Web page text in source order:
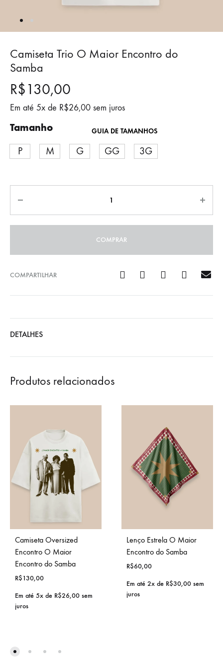
Camiseta Trio O Maior Encontro do
Samba
R$130,00
Em até 5x de R$26,00 sem juros
Tamanho
P M G GG 3G
GUIA DE TAMANHOS
COMPRAR
COMPARTILHAR
DETALHES
Produtos relacionados
Camiseta Oversized
Encontro O Maior
Encontro do Samba
R$130,00
Em até 5x de R$26,00 sem
juros
Lenço Estrela O Maior
Encontro do Samba
R$60,00
Em até 2x de R$30,00 sem
juros